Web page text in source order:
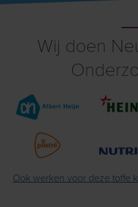
Wij doen
Ook werken voor deze toffe